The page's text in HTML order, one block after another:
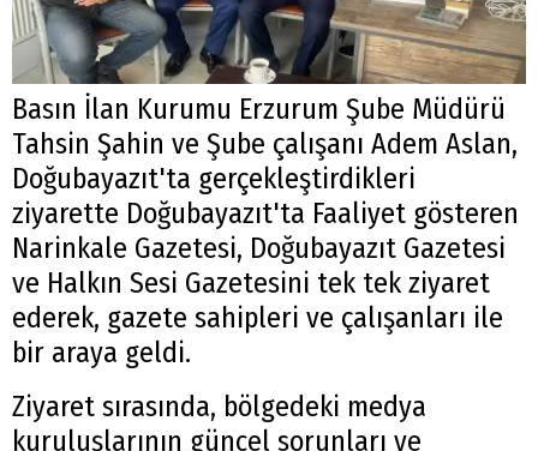
Basın İlan Kurumu Erzurum Şube Müdürü
Tahsin Şahin ve Şube çalışanı Adem Aslan,
Doğubayazıt'ta gerçekleştirdikleri
ziyarette Doğubayazıt'ta Faaliyet gösteren
Narinkale Gazetesi, Doğubayazıt Gazetesi
ve Halkın Sesi Gazetesini tek tek ziyaret
ederek, gazete sahipleri ve çalışanları ile
bir araya geldi.
Ziyaret sırasında, bölgedeki medya
kuruluşlarının güncel sorunları ve